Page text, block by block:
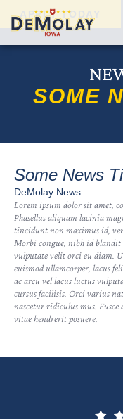
APPLY TODAY
SOME
Some News
DeMolay News
Lorem ipsum dolor sit amet,
Phasellus aliquam lacinia
tincidunt non maximus id,
Morbi congue, nibh id
vulputate velit orci eu diam.
euismod ullamcorper, lacus
ac arcu vel lacus luctus
cursus facilisis. Orci varius
nascetur ridiculus mus. Fusce
vitae hendrerit posuere.